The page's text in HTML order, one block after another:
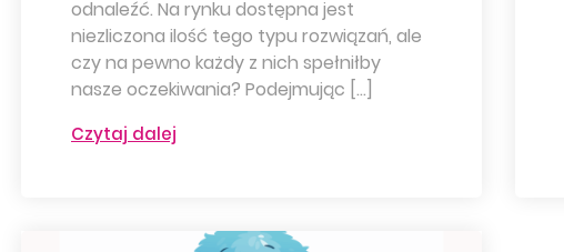
odnaleźć. Na rynku dostępna jest
niezliczona ilość tego typu rozwiązań, ale
czy na pewno każdy z nich spełniłby
nasze oczekiwania? Podejmując […]
Czytaj dalej